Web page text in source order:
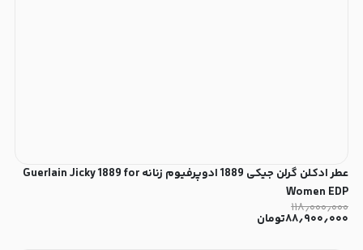
عطر ادکلن گرلن جیکی 1889 ادوپرفیوم زنانه Guerlain Jicky 1889 for
Women EDP
۱۱۸٫۰۰۰٫۰۰۰
۸۸٫۹۰۰٫۰۰۰تومان